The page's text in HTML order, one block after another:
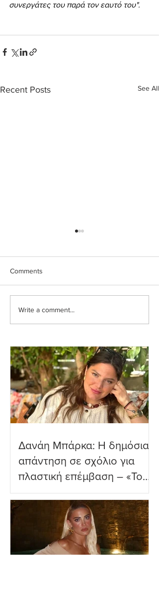
συνεργάτες του παρά τον εαυτό του".
Recent Posts See All
Ιωάννα Τούνη: Η
εξομολόγηση για τη
Comments
Write a comment...
Δανάη Μπάρκα: Η δημόσια
απάντηση σε σχόλιο για
πλαστική επέμβαση – «Το
ωραιότερο σχόλιο που